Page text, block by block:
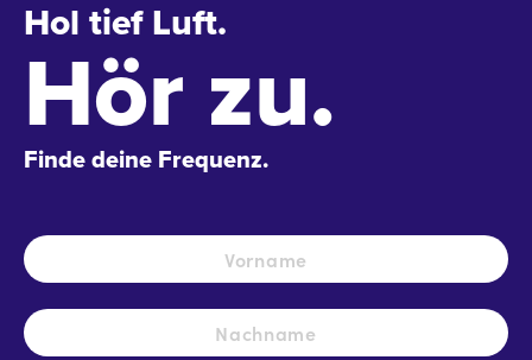
Hol tief Luft.
Hör zu.
Finde deine Frequenz.
Name *